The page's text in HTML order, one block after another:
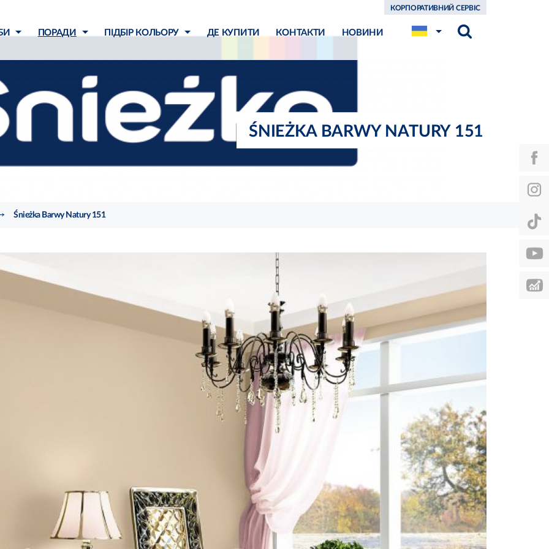
ПОРАДИ ПІДБІР КОЛЬОРУ ДЕ КУПИТИ КОНТАКТИ НОВИНИ
КОРПОРАТИВНИЙ СЕРВІС
ŚNIEŻKA BARWY NATURY 151
Śnieżka Barwy Natury 151